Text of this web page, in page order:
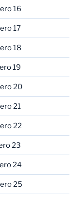
16
17
18
19
20
21
22
23
24
25